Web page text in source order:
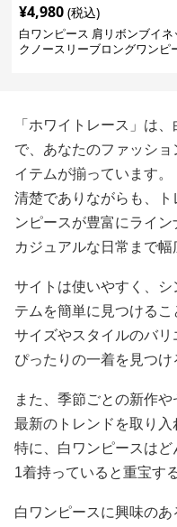
¥4,980 (税込)
白ワンピース 肩リボンブイネ
クノースリーブロングワンピ
「ホワイトレース」は
で、あなたのファッシ
イテムが揃っています。
清楚でありながらも、
ンピースが豊富にライ
カジュアルな日常まで幅
サイトは使いやすく、
テムを簡単に見つけるこ
サイズやスタイルのバ
ぴったりの一着を見つけ
また、季節ごとの新作
最新のトレンドを取り入
特に、白ワンピースはど
1着持っていると重宝す
白ワンピースに興味の